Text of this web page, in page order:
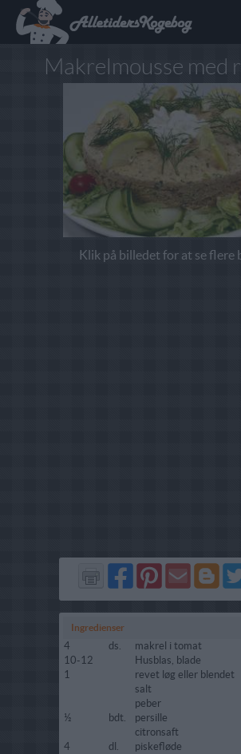
Makrelmousse med
Klik på billedet for at se flere
Del
på
Del
på
Send
via
Del
på
Del
på
Ingredienser
4 ds.
makrel i tomat
10-12
Husblas, blade
1
revet løg eller blendet
salt
peber
½
bdt.
persille
citronsaft
4
dl.
piskefløde